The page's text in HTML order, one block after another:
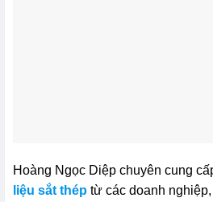
Hoàng Ngọc Diệp chuyên cung
liệu sắt théptừ các doanh